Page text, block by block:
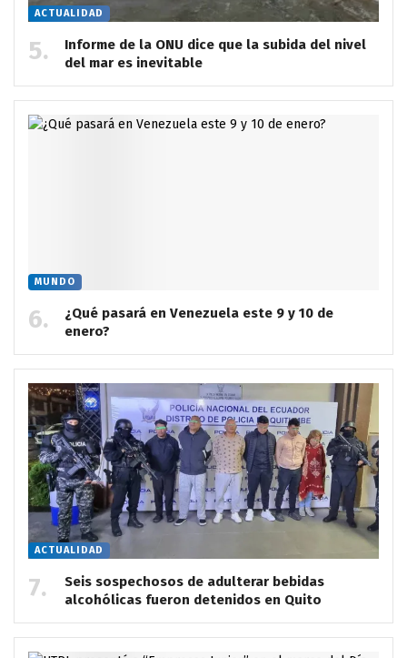
ACTUALIDAD
Informe de la ONU dice que la subida del nivel
del mar es inevitable
MUNDO
¿Qué pasará en Venezuela este 9 y 10 de
enero?
ACTUALIDAD
Seis sospechosos de adulterar bebidas
alcohólicas fueron detenidos en Quito